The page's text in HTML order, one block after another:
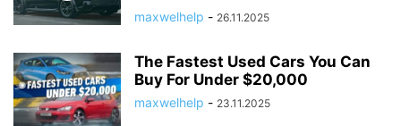
maxwelhelp - 26.11.2025
The Fastest Used Cars You Can
Buy For Under $20,000
maxwelhelp - 23.11.2025